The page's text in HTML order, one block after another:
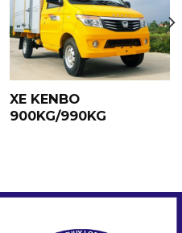
XE KENBO
900KG/990KG